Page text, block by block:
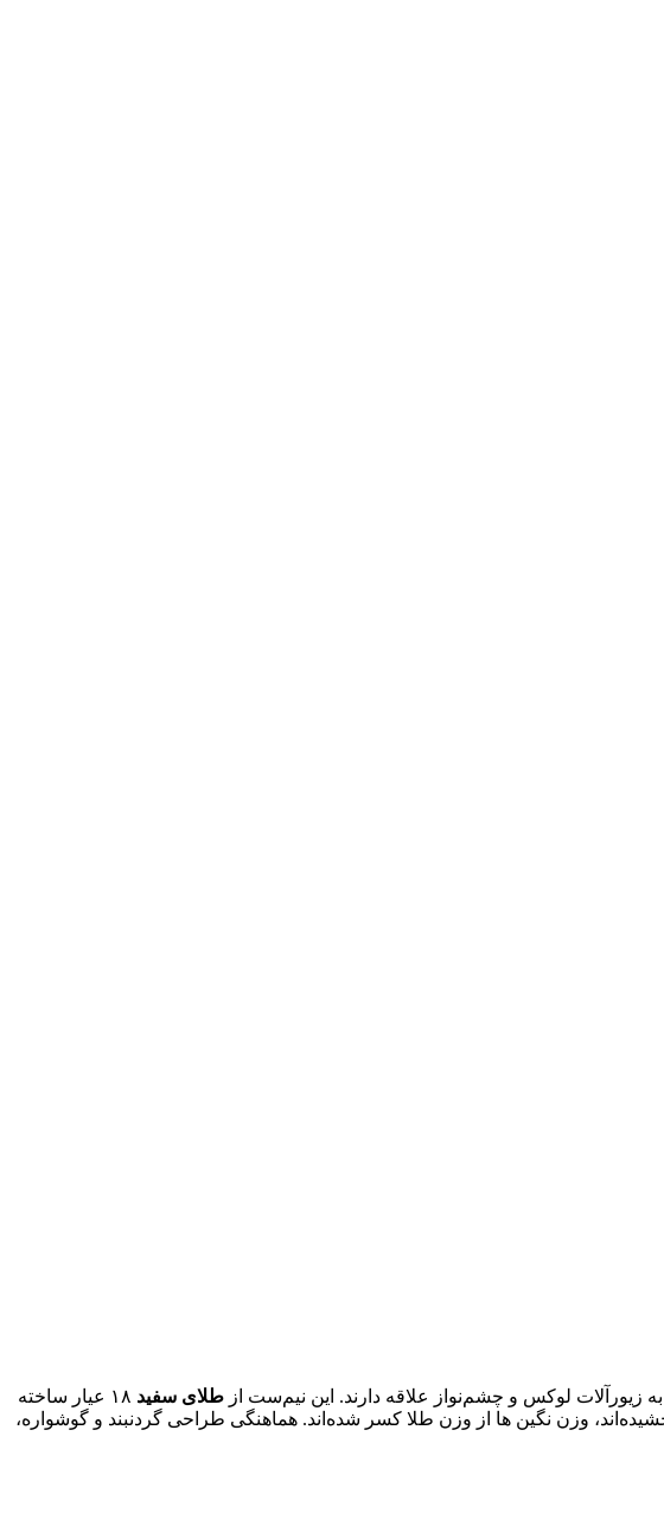
لوکس و چشم‌نواز علاقه دارند. این نیم‌ست از طلای سفید
۱۸ عیار ساخته
وزن نگین ها از وزن طلا کسر شده‌اند. هماهنگی طراحی گردنبند و گوشواره،